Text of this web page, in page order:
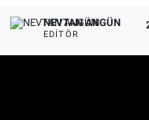
NEVTAN ANGÜN
EDITÖR